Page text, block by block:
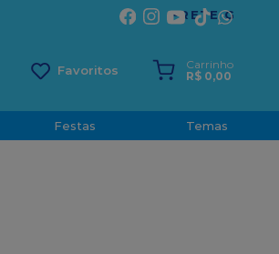
Carrinho
R$ 0,00
Festas Temas